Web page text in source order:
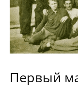
Первый